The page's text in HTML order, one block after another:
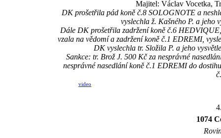
Majitel: Václav Vocetka,
DK prošetřila pád koně č.8 SOLOGNOTE a
vyslechla ž. Kašného P. a jeho
Dále DK prošetřila zadržení koně č.6
vzala na vědomí a zadržení koně č.1 EDREMI,
DK vyslechla tr. Složila P. a jeho
Sankce: tr. Brož J. 500 Kč za nesprávné
nesprávné nasedlání koně č.1 EDREMI do
video
1074